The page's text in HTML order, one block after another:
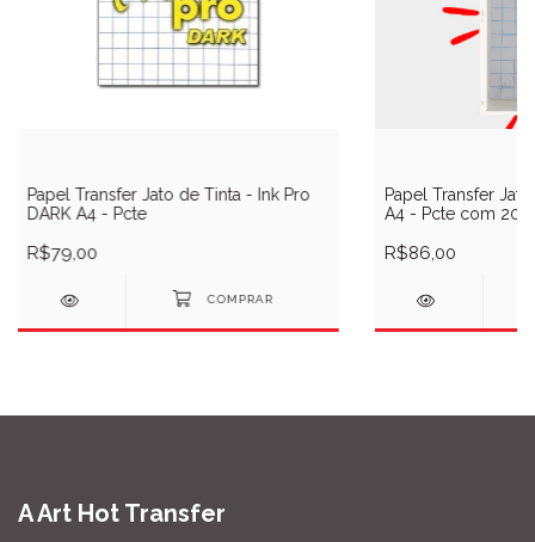
Papel Transfer Jato de Tinta - Ink Pro
DARK A4 - Pcte
R$79,00
Papel Transfer
A4 - Pcte com 20
R$86,00
A Art Hot Transfer